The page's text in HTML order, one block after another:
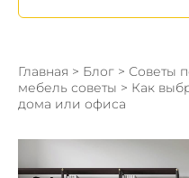
Главная > Блог > Советы
мебель советы > Как
дома или офиса